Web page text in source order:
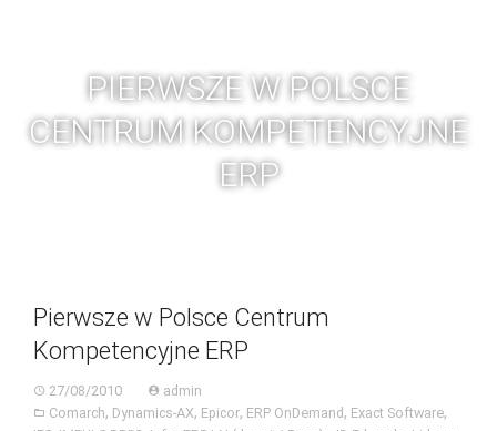
PIERWSZE W POLSCE
CENTRUM KOMPETENCYJNE
ERP
Pierwsze w Polsce Centrum
Kompetencyjne ERP
27/08/2010
admin
Comarch, Dynamics-AX, Epicor, ERP OnDemand , Exact Software,